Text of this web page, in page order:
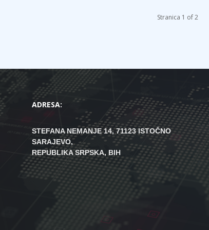
Stranica 1 of 2
ADRESA:
STEFANA NEMANJE 14, 71123 ISTOČNO
SARAJEVO,
REPUBLIKA SRPSKA, BIH